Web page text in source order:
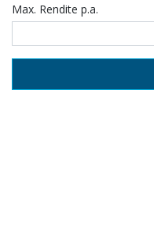
Max. Rendite p.a.